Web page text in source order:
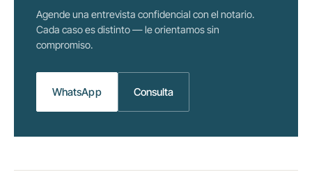
Agende una entrevista confidencial con el notario.
Cada caso es distinto — le orientamos sin
compromiso.
WhatsApp Consulta